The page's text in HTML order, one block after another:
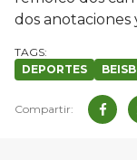
dos anotaciones
DEPORTES